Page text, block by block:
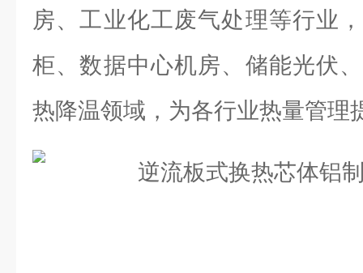
房、工业化工废气处理等行业
柜、数据中心机房、储能光伏
热降温领域，为各行业热量管理